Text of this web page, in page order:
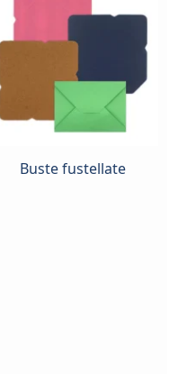
Buste fustellate